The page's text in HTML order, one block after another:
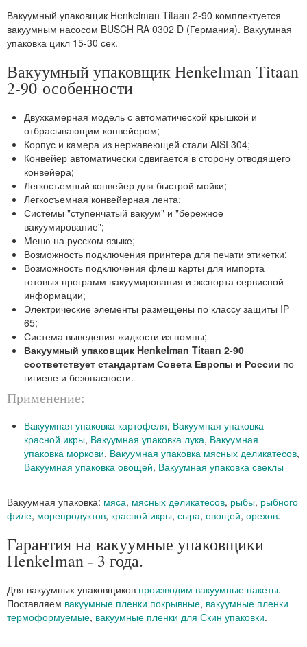
Вакуумный упаковщик Henkelman Titaan 2-90 комплектуется
вакуумным насосом BUSCH RA 0302 D (Германия). Вакуумная
упаковка цикл 15-30 сек.
Вакуумный упаковщик Henkelman Titaan
2-90 особенности
Двухкамерная модель с автоматической крышкой и
отбрасывающим конвейером;
Корпус и камера из нержавеющей стали AISI 304;
Конвейер автоматически сдвигается в сторону отводящего
конвейера;
Легкосъемный конвейер для быстрой мойки;
Легкосъемная конвейерная лента;
Системы "ступенчатый вакуум" и "бережное
вакуумирование";
Меню на русском языке;
Возможность подключения принтера для печати этикетки;
Возможность подключения флеш карты для импорта
готовых программ вакуумирования и экспорта сервисной
информации;
Электрические элементы размещены по классу защиты IP
65;
Система выведения жидкости из помпы;
Вакуумный упаковщик Henkelman Titaan 2-90
соответствует стандартам Совета Европы и России по
гигиене и безопасности.
Применение:
Вакуумная упаковка картофеля, Вакуумная упаковка
красной икры, Вакуумная упаковка лука, Вакуумная
упаковка моркови, Вакуумная упаковка мясных деликатесов,
Вакуумная упаковка овощей, Вакуумная упаковка свеклы
Вакуумная упаковка: мяса, мясных деликатесов, рыбы, рыбного
филе, морепродуктов, красной икры, сыра, овощей, орехов.
Гарантия на вакуумные упаковщики
Henkelman - 3 года.
Для вакуумных упаковщиков производим вакуумные пакеты.
Поставляем вакуумные пленки покрывные, вакуумные пленки
термоформуемые, вакуумные пленки для Скин упаковки.